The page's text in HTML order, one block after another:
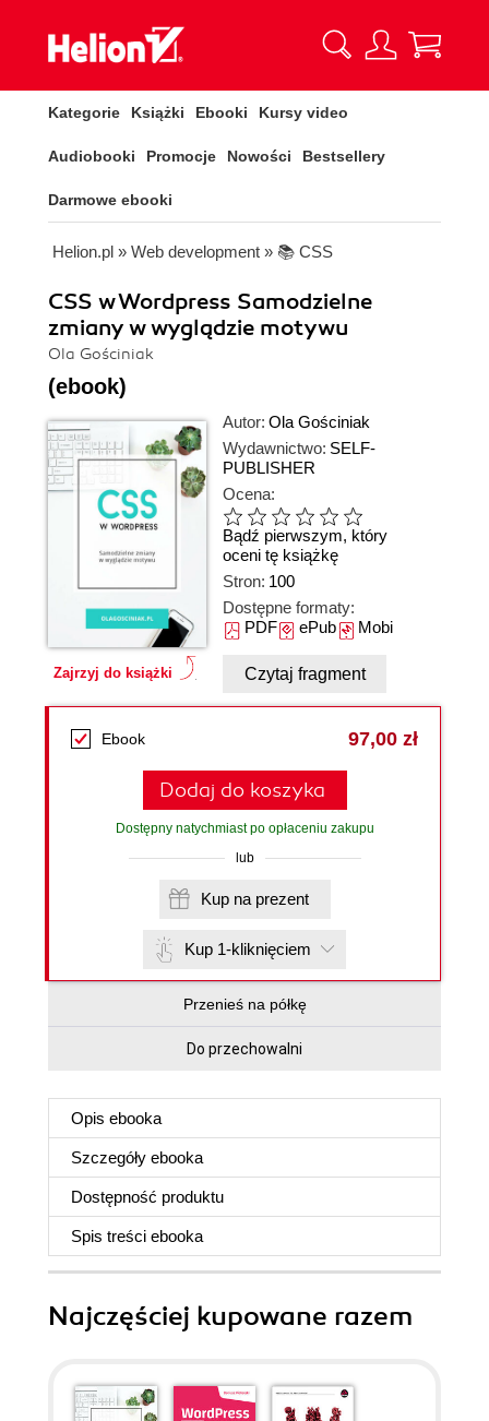
Kategorie Książki Ebooki Kursy video
Audiobooki Promocje Nowości Bestsellery
Darmowe ebooki
Helion.pl » Web development » 📚 CSS
CSS w Wordpress Samodzielne
zmiany w wyglądzie motywu
Ola Gościniak
(ebook)
Zajrzyj do książki
Autor: Ola Gościniak
Wydawnictwo: SELF-
PUBLISHER
Ocena:
Bądź pierwszym, który
oceni tę książkę
Stron: 100
Dostępne formaty:
PDFePubMobi
Czytaj fragment
Ebook 97,00 zł
Dodaj do koszyka
Dostępny natychmiast po opłaceniu zakupu
lub
Kup na prezent
Kup 1-kliknięciem
Przenieś na półkę
Do przechowalni
Opis ebooka
Szczegóły ebooka
Dostępność produktu
Spis treści ebooka
Najczęściej kupowane razem